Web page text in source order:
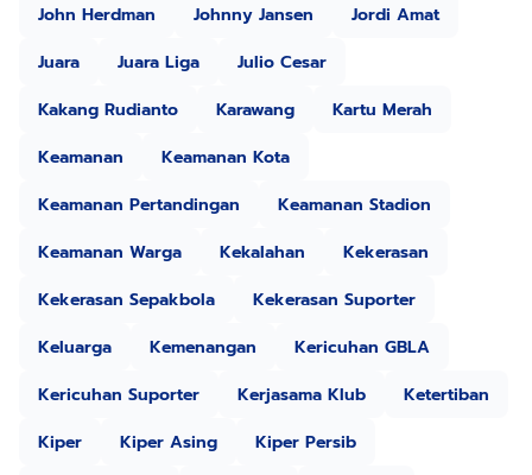
John Herdman
Johnny Jansen
Jordi Amat
Juara
Juara Liga
Julio Cesar
Kakang Rudianto
Karawang
Kartu Merah
Keamanan
Keamanan Kota
Keamanan Pertandingan
Keamanan Stadion
Keamanan Warga
Kekalahan
Kekerasan
Kekerasan Sepakbola
Kekerasan Suporter
Keluarga
Kemenangan
Kericuhan GBLA
Kericuhan Suporter
Kerjasama Klub
Ketertiban
Kiper
Kiper Asing
Kiper Persib